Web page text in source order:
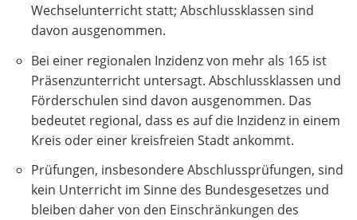
Wechselunterricht statt; Abschlussklassen sind
davon ausgenommen.
Bei einer regionalen Inzidenz von mehr als 165 ist
Präsenzunterricht untersagt. Abschlussklassen und
Förderschulen sind davon ausgenommen. Das
bedeutet regional, dass es auf die Inzidenz in einem
Kreis oder einer kreisfreien Stadt ankommt.
Prüfungen, insbesondere Abschlussprüfungen, sind
kein Unterricht im Sinne des Bundesgesetzes und
bleiben daher von den Einschränkungen des